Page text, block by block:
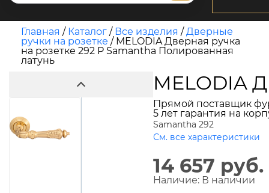
Главная / Каталог / Все изделия /Дверные
ручки на розетке / MELODIA Дверная ручка
на розетке 292 P Samantha Полированная
латунь
MELODIA
Прямой поставщик
5 лет гарантия на
Samantha 292
См. все характеристики
14 657 руб.
Наличие: В наличии